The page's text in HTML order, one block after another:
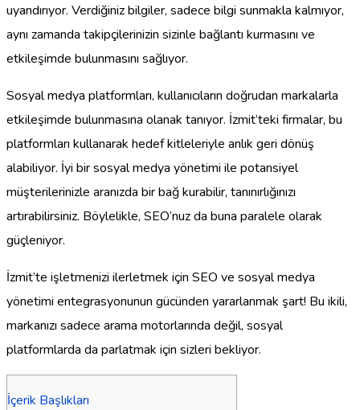
uyandırıyor. Verdiğiniz bilgiler, sadece bilgi sunmakla kalmıyor,
aynı zamanda takipçilerinizin sizinle bağlantı kurmasını ve
etkileşimde bulunmasını sağlıyor.
Sosyal medya platformları, kullanıcıların doğrudan markalarla
etkileşimde bulunmasına olanak tanıyor. İzmit’teki firmalar, bu
platformları kullanarak hedef kitleleriyle anlık geri dönüş
alabiliyor. İyi bir sosyal medya yönetimi ile potansiyel
müşterilerinizle aranızda bir bağ kurabilir, tanınırlığınızı
artırabilirsiniz. Böylelikle, SEO’nuz da buna paralele olarak
güçleniyor.
İzmit’te işletmenizi ilerletmek için SEO ve sosyal medya
yönetimi entegrasyonunun gücünden yararlanmak şart! Bu ikili,
markanızı sadece arama motorlarında değil, sosyal
platformlarda da parlatmak için sizleri bekliyor.
İçerik Başlıkları